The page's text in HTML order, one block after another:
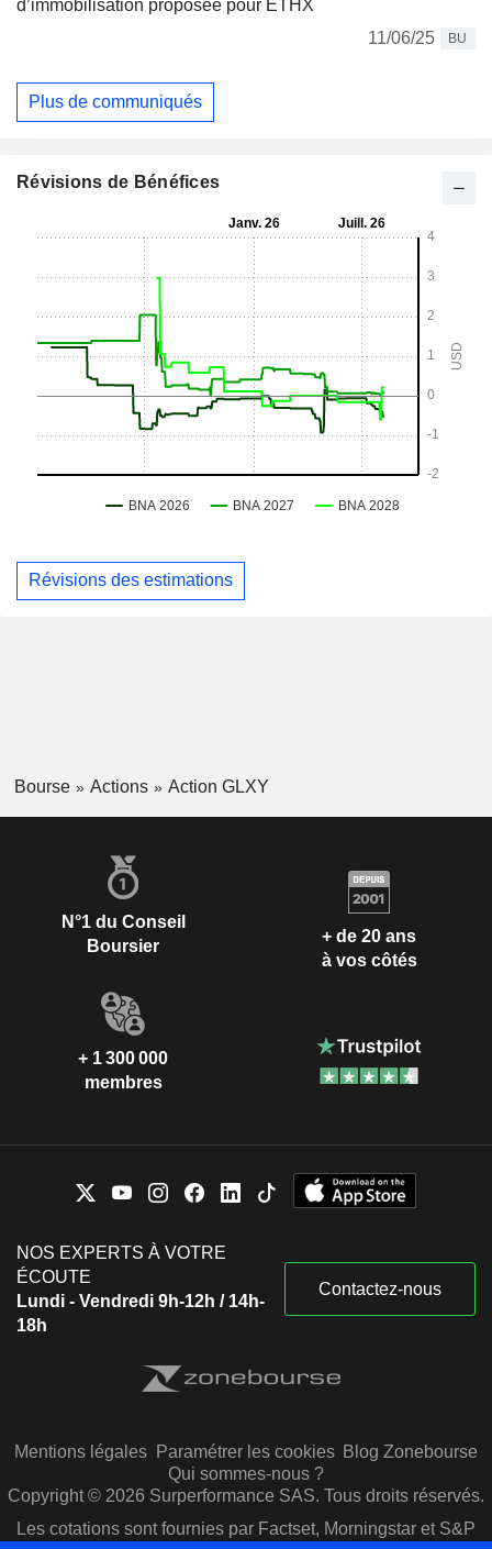
d’immobilisation proposée pour ETHX
11/06/25
BU
Plus de communiqués
Révisions de Bénéfices
Révisions des estimations
Bourse Actions Action GLXY
N°1 du Conseil
Boursier
+ de 20 ans
à vos côtés
+ 1 300 000
membres
NOS EXPERTS À VOTRE
ÉCOUTE
Lundi - Vendredi 9h-12h / 14h-
18h
Contactez-nous
Mentions légales Paramétrer les cookies Blog Zonebourse
Qui sommes-nous ?
Copyright © 2026 Surperformance SAS. Tous droits réservés.
Les cotations sont fournies par Factset, Morningstar et S&P